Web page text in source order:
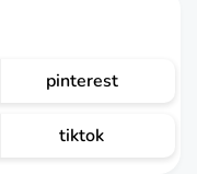
pinterest
tiktok